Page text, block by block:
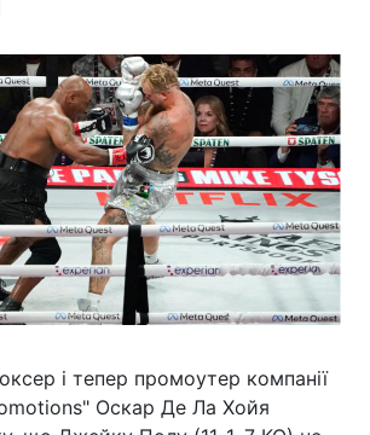
і тепер промоутер компанії
Оскар Де Ла Хойя